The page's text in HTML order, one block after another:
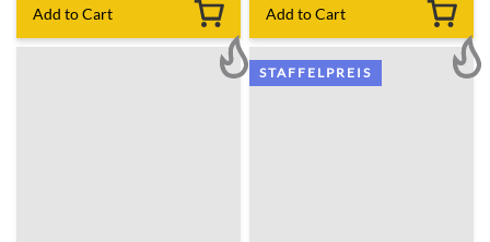
Add to Cart Add to Cart
STAFFELPREIS